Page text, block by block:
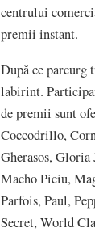
centrului
premii instant.
După ce parcurg
labirint.
de premii sunt
Coccodrillo,
Gherasos,
Macho Piciu,
Parfois, Paul,
Secret, World